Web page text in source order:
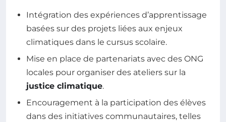
Intégration des expériences d’apprentissage
basées sur des projets liées aux enjeux
climatiques dans le cursus scolaire.
Mise en place de partenariats avec des ONG
locales pour organiser des ateliers sur la
justice climatique.
Encouragement à la participation des élèves
dans des initiatives communautaires, telles